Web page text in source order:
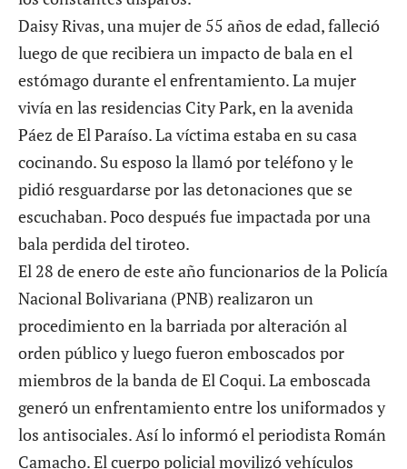
Daisy Rivas
, una mujer de 55 años de edad, falleció
luego de que recibiera un impacto de bala en el
estómago durante el enfrentamiento. La mujer
vivía en las residencias City Park, en la avenida
Páez de El Paraíso. La víctima estaba en su casa
cocinando. Su esposo la llamó por teléfono y le
pidió resguardarse por las detonaciones que se
escuchaban. Poco después fue impactada por una
bala perdida del tiroteo.
El 28 de enero de este año funcionarios de la Policía
Nacional Bolivariana (PNB) realizaron un
procedimiento en la barriada por alteración al
orden público y luego fueron emboscados por
miembros de la banda de El Coqui. La emboscada
generó un
enfrentamiento
entre los uniformados y
los antisociales. Así lo informó el periodista Román
Camacho. El cuerpo policial movilizó vehículos